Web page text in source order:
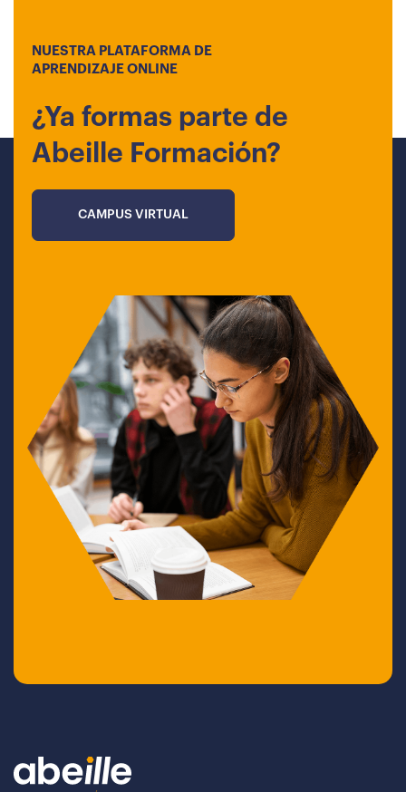
NUESTRA PLATAFORMA DE
APRENDIZAJE ONLINE
¿Ya formas parte de
Abeille Formación?
CAMPUS VIRTUAL